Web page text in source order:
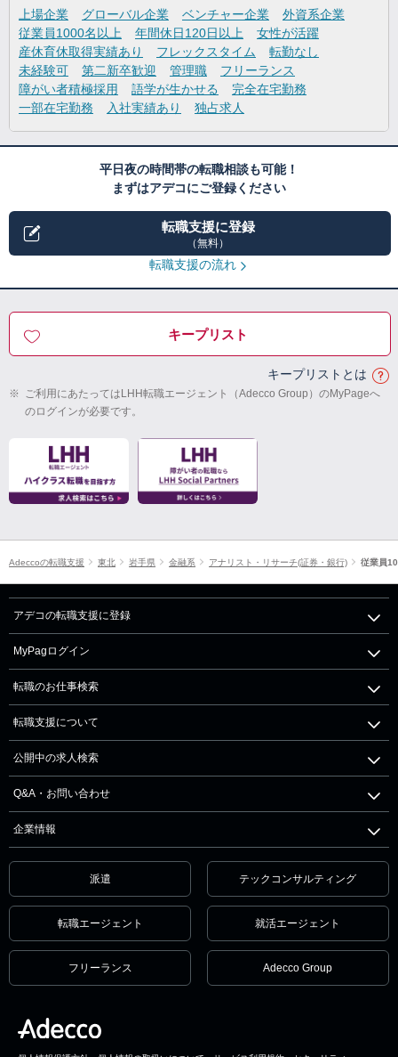
上場企業 グローバル企業 ベンチャー企業
外資系企業
従業員1000名以上
年間休日120日以上
女性が活躍
産休育休取得実績あり
フレックスタイム
転勤なし
未経験可
第二新卒歓迎 管理職
フリーランス
障がい者積極採用
語学が生かせる
完全在宅勤務
一部在宅勤務
入社実績あり 独占求人
平日夜の時間帯の転職相談も可能！
まずはアデコにご登録ください
転職支援に登録
（無料）
転職支援の流れ
キープリスト
キープリストとは
※ ご利用にあたってはLHH転職エージェント（Adecco Group）のMyPageへ
のログインが必要です。
Adeccoの転職支援 東北 岩手県 金融系 アナリスト・リサーチ(証券・銀行) 従業員
アデコの転職支援に登録
MyPagログイン
転職のお仕事検索
転職支援について
公開中の求人検索
Q&A・お問い合わせ
企業情報
派遣 テックコンサルティング
転職エージェント 就活エージェント
フリーランス Adecco Group